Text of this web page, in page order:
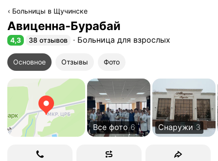
Больницы в Щучинске
Авиценна-Бурабай
Рейтинг 4,3 из 5
4,3 38 отзывов Больница для взрослых
Основное Отзывы Фото
Все фото6 Снаружи3